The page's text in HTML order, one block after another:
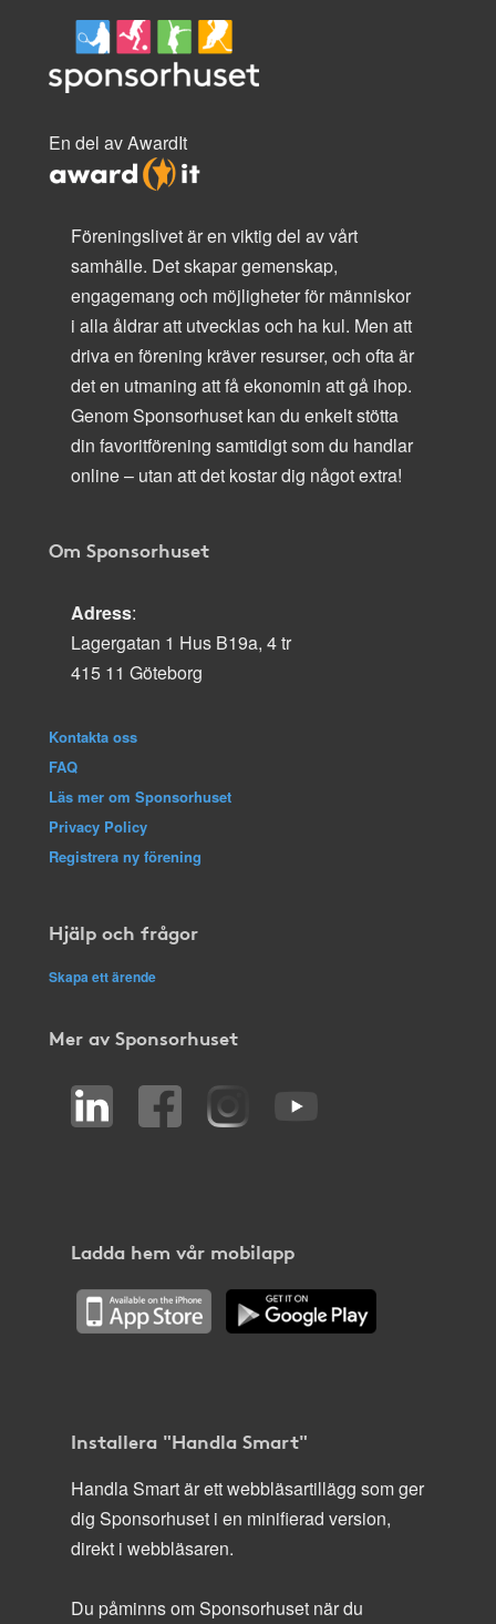
En del av AwardIt
Föreningslivet är en viktig del av vårt
samhälle. Det skapar gemenskap,
engagemang och möjligheter för människor
i alla åldrar att utvecklas och ha kul. Men att
driva en förening kräver resurser, och ofta är
det en utmaning att få ekonomin att gå ihop.
Genom Sponsorhuset kan du enkelt stötta
din favoritförening samtidigt som du handlar
online – utan att det kostar dig något extra!
Om Sponsorhuset
Adress:
Lagergatan 1 Hus B19a, 4 tr
415 11 Göteborg
Kontakta oss
FAQ
Läs mer om Sponsorhuset
Privacy Policy
Registrera ny förening
Hjälp och frågor
Skapa ett ärende
Mer av Sponsorhuset
Ladda hem vår mobilapp
Installera "Handla Smart"
Handla Smart är ett webbläsartillägg som ger
dig Sponsorhuset i en minifierad version,
direkt i webbläsaren.
Du påminns om Sponsorhuset när du